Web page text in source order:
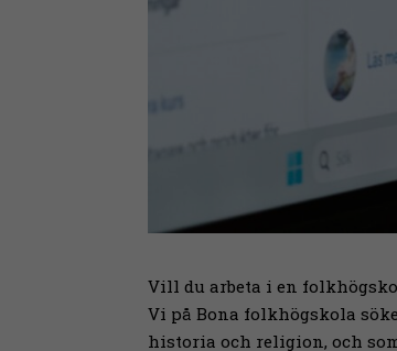
Vill du arbeta i en
Vi på Bona folkhögskola
historia och religion, och